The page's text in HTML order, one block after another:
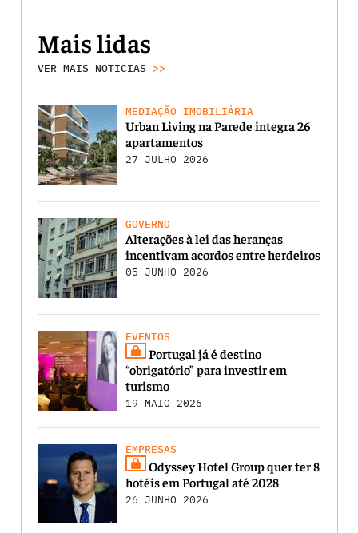
Mais lidas
VER MAIS NOTICIAS >>
MEDIAÇÃO IMOBILIÁRIA
Urban Living na Parede integra 26
apartamentos
27 JULHO 2026
GOVERNO
Alterações à lei das heranças
incentivam acordos entre herdeiros
05 JUNHO 2026
EVENTOS
Portugal já é destino
“obrigatório” para investir em
turismo
19 MAIO 2026
EMPRESAS
Odyssey Hotel Group quer ter 8
hotéis em Portugal até 2028
26 JUNHO 2026